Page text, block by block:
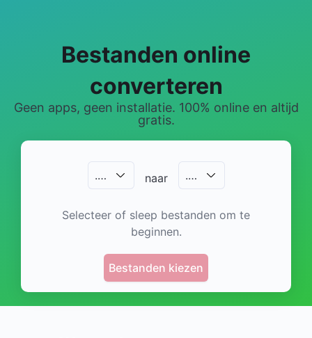
Bestanden online
converteren
Geen apps, geen installatie. 100% online en altijd
gratis.
.… naar .…
Selecteer of sleep bestanden om te
beginnen.
Bestanden kiezen